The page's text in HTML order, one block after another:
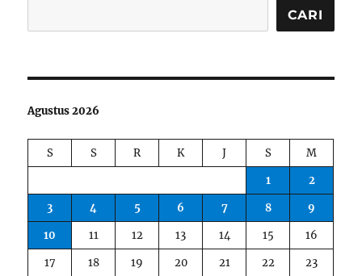
CARI
Agustus 2026
S S R K J S
M
1
2
3
4 5 6 7 8
9
10
11 12 13 14 15
16
17
18 19 20 21 22
23